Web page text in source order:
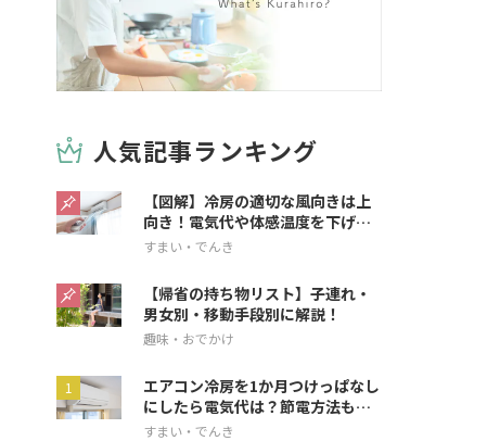
人気記事ランキング
【図解】冷房の適切な風向きは上
向き！電気代や体感温度を下げる
方法を解説
すまい・でんき
【帰省の持ち物リスト】子連れ・
男女別・移動手段別に解説！
趣味・おでかけ
エアコン冷房を1か月つけっぱなし
にしたら電気代は？節電方法も解
説
すまい・でんき